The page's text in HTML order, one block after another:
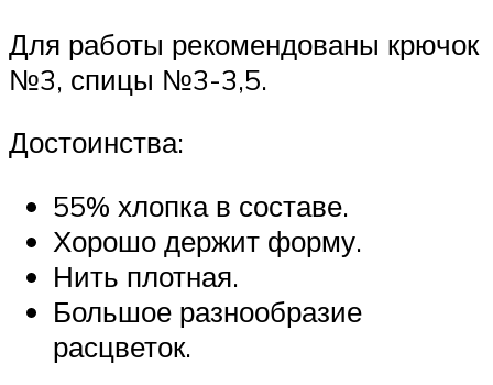
Для работы рекомендованы крючок
№3, спицы №3-3,5.
Достоинства:
55% хлопка в составе.
Хорошо держит форму.
Нить плотная.
Большое разнообразие
расцветок.